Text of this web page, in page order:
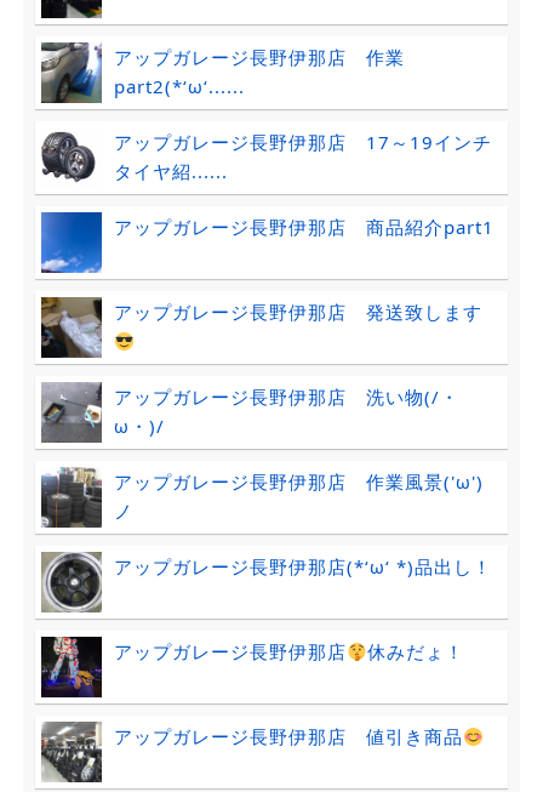
アップガレージ長野伊那店 作業
part2(*‘ω‘......
アップガレージ長野伊那店 17～19インチ
タイヤ紹......
アップガレージ長野伊那店 商品紹介part1
アップガレージ長野伊那店 発送致します
アップガレージ長野伊那店 洗い物(/・
ω・)/
アップガレージ長野伊那店 作業風景('ω')
ノ
アップガレージ長野伊那店(*‘ω‘ *)品出し！
アップガレージ長野伊那店 休みだょ！
アップガレージ長野伊那店 値引き商品